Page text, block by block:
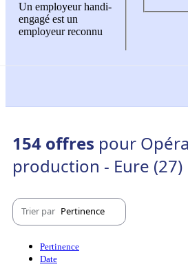
Un employeur handi-
engagé est un
employeur reconnu
154 offres pour
production - Eure (27)
Trier par Pertinence
Pertinence
Date